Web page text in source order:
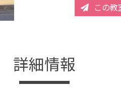
この
詳細情報